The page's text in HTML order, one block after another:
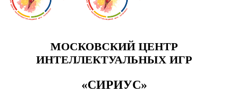
МОСКОВСКИЙ ЦЕНТР
ИНТЕЛЛЕКТУАЛЬНЫХ ИГР
«СИРИУС»